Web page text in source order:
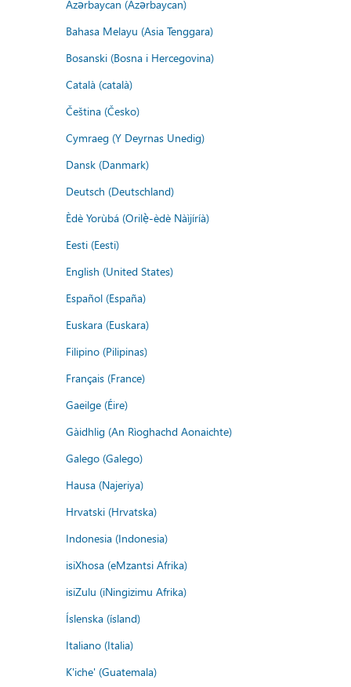
Azərbaycan (Azərbaycan)
Bahasa Melayu (Asia Tenggara)
Bosanski (Bosna i Hercegovina)
Català (català)
Čeština (Česko)
Cymraeg (Y Deyrnas Unedig)
Dansk (Danmark)
Deutsch (Deutschland)
Èdè Yorùbá (Orilẹ̀-èdè Nàìjíríà)
Eesti (Eesti)
English (United States)
Español (España)
Euskara (Euskara)
Filipino (Pilipinas)
Français (France)
Gaeilge (Éire)
Gàidhlig (An Rìoghachd Aonaichte)
Galego (Galego)
Hausa (Najeriya)
Hrvatski (Hrvatska)
Indonesia (Indonesia)
isiXhosa (eMzantsi Afrika)
isiZulu (iNingizimu Afrika)
Íslenska (ísland)
Italiano (Italia)
K'iche' (Guatemala)